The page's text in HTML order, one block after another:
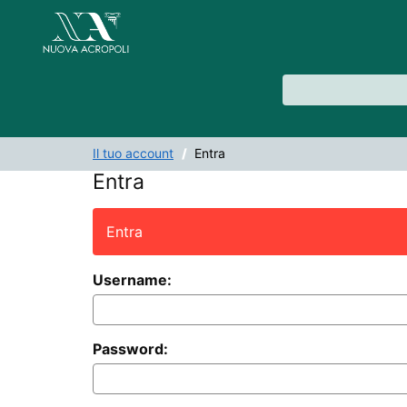
VuFind
Il tuo account Entra
Entra
Entra
Username:
Password: